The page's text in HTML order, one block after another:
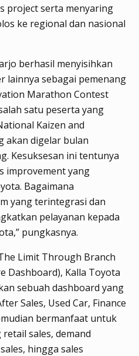
project serta menyaring
ke regional dan nasional
berhasil menyisihkan
lainnya sebagai pemenang
Marathon Contest
satu peserta yang
Kaizen and
akan digelar bulan
Kesuksesan ini tentunya
improvement yang
Bagaimana
yang terintegrasi dan
pelayanan kepada
pungkasnya.
Limit Through Branch
Dashboard), Kalla Toyota
sebuah dashboard yang
Sales, Used Car, Finance
bermanfaat untuk
sales, demand
hingga sales